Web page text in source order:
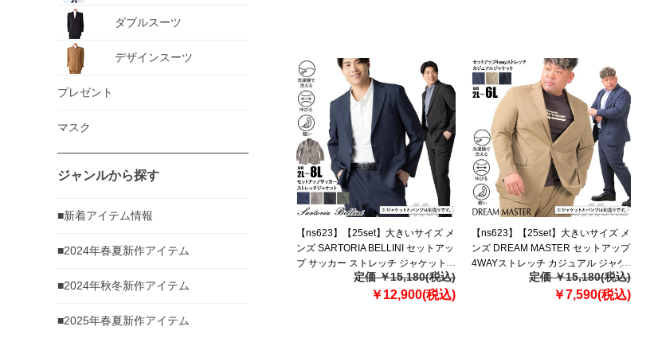
ダブルスーツ
デザインスーツ
プレゼント
マスク
ジャンルから探す
■新着アイテム情報
■2024年春夏新作アイテム
■2024年秋冬新作アイテム
■2025年春夏新作アイテム
【ns623】【25set】大きいサイズ メ
ンズ SARTORIA BELLINI セットアッ
プ サッカー ストレッチ ジャケット
軽量 ウォッシャブル スマリラ
azjs2518-se1 【fre】
定価 ￥15,180(税込)
￥12,900(税込)
【ns623】【25set】大きいサイズ メ
ンズ DREAM MASTER セットアップ
4WAYストレッチ カジュアル ジャケ
ット 軽量 ウォッシャブル 消臭抗菌
スマリラ azs2535-sj
定価 ￥15,180(税込)
￥7,590(税込)